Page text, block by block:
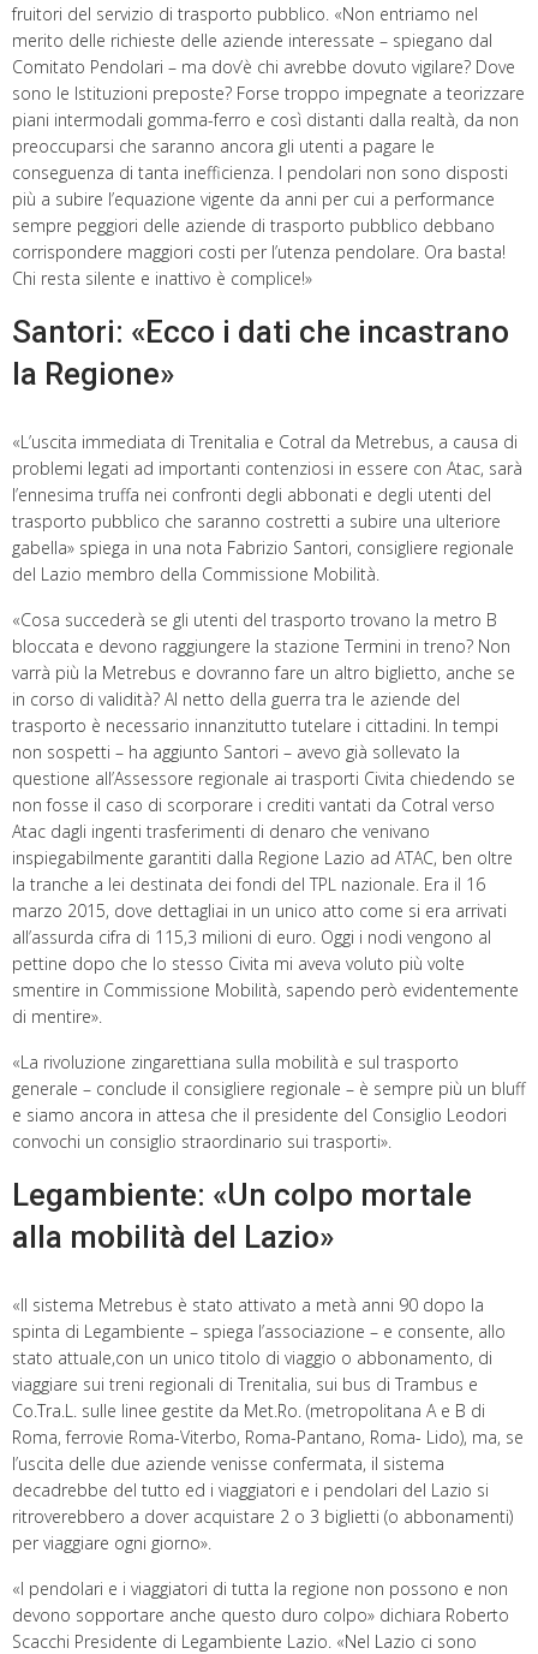
fruitori del servizio di trasporto pubblico. «Non entriamo nel
merito delle richieste delle aziende interessate – spiegano dal
Comitato Pendolari – ma dov’è chi avrebbe dovuto vigilare? Dove
sono le Istituzioni preposte? Forse troppo impegnate a teorizzare
piani intermodali gomma-ferro e così distanti dalla realtà, da non
preoccuparsi che saranno ancora gli utenti a pagare le
conseguenza di tanta inefficienza. I pendolari non sono disposti
più a subire l’equazione vigente da anni per cui a performance
sempre peggiori delle aziende di trasporto pubblico debbano
corrispondere maggiori costi per l’utenza pendolare. Ora basta!
Chi resta silente e inattivo è complice!»
Santori: «Ecco i dati che incastrano
la Regione»
«L’uscita immediata di Trenitalia e Cotral da Metrebus, a causa di
problemi legati ad importanti contenziosi in essere con Atac, sarà
l’ennesima truffa nei confronti degli abbonati e degli utenti del
trasporto pubblico che saranno costretti a subire una ulteriore
gabella» spiega in una nota Fabrizio Santori, consigliere regionale
del Lazio membro della Commissione Mobilità.
«Cosa succederà se gli utenti del trasporto trovano la metro B
bloccata e devono raggiungere la stazione Termini in treno? Non
varrà più la Metrebus e dovranno fare un altro biglietto, anche se
in corso di validità? Al netto della guerra tra le aziende del
trasporto è necessario innanzitutto tutelare i cittadini. In tempi
non sospetti – ha aggiunto Santori – avevo già sollevato la
questione all’Assessore regionale ai trasporti Civita chiedendo se
non fosse il caso di scorporare i crediti vantati da Cotral verso
Atac dagli ingenti trasferimenti di denaro che venivano
inspiegabilmente garantiti dalla Regione Lazio ad ATAC, ben oltre
la tranche a lei destinata dei fondi del TPL nazionale. Era il 16
marzo 2015, dove dettagliai in un unico atto come si era arrivati
all’assurda cifra di 115,3 milioni di euro. Oggi i nodi vengono al
pettine dopo che lo stesso Civita mi aveva voluto più volte
smentire in Commissione Mobilità, sapendo però evidentemente
di mentire».
«La rivoluzione zingarettiana sulla mobilità e sul trasporto
generale – conclude il consigliere regionale – è sempre più un bluff
e siamo ancora in attesa che il presidente del Consiglio Leodori
convochi un consiglio straordinario sui trasporti».
Legambiente: «Un colpo mortale
alla mobilità del Lazio»
«Il sistema Metrebus è stato attivato a metà anni 90 dopo la
spinta di Legambiente – spiega l’associazione – e consente, allo
stato attuale,con un unico titolo di viaggio o abbonamento, di
viaggiare sui treni regionali di Trenitalia, sui bus di Trambus e
Co.Tra.L. sulle linee gestite da Met.Ro. (metropolitana A e B di
Roma, ferrovie Roma-Viterbo, Roma-Pantano, Roma- Lido), ma, se
l’uscita delle due aziende venisse confermata, il sistema
decadrebbe del tutto ed i viaggiatori e i pendolari del Lazio si
ritroverebbero a dover acquistare 2 o 3 biglietti (o abbonamenti)
per viaggiare ogni giorno».
«I pendolari e i viaggiatori di tutta la regione non possono e non
devono sopportare anche questo duro colpo» dichiara Roberto
Scacchi Presidente di Legambiente Lazio. «Nel Lazio ci sono